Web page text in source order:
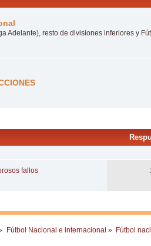
Adelante), resto de divisiones inferiores y
fallos
Fútbol Nacional e internacional » Fútbol